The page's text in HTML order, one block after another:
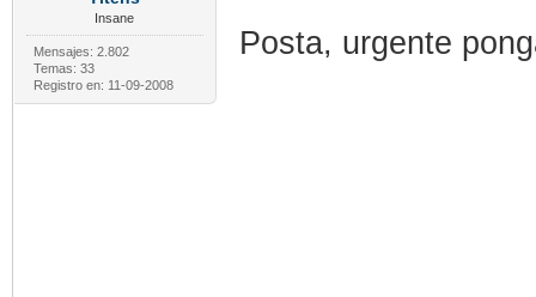
Insane
Mensajes: 2.802
Temas: 33
Registro en: 11-09-2008
Posta, urgente